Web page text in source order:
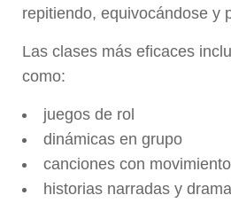
repitiendo, equivocándose y
Las clases más eficaces
como:
juegos de rol
dinámicas en grupo
canciones con movimiento
historias narradas y